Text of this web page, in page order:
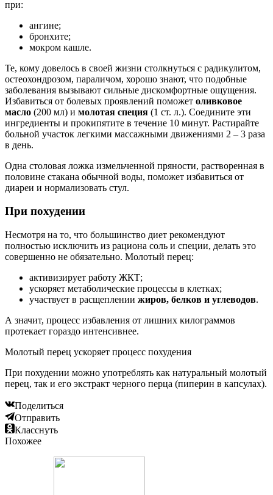
при:
ангине;
бронхите;
мокром кашле.
Те, кому довелось в своей жизни столкнуться с радикулитом,
остеохондрозом, параличом, хорошо знают, что подобные
заболевания вызывают сильные дискомфортные ощущения.
Избавиться от болевых проявлений поможет оливковое
масло (200 мл) и молотая специя (1 ст. л.). Соедините эти
ингредиенты и прокипятите в течение 10 минут. Растирайте
больной участок легкими массажными движениями 2 – 3 раза
в день.
Одна столовая ложка измельченной пряности, растворенная в
половине стакана обычной воды, поможет избавиться от
диареи и нормализовать стул.
При похудении
Несмотря на то, что большинство диет рекомендуют
полностью исключить из рациона соль и специи, делать это
совершенно не обязательно. Молотый перец:
активизирует работу ЖКТ;
ускоряет метаболические процессы в клетках;
участвует в расщеплении жиров, белков и углеводов.
А значит, процесс избавления от лишних килограммов
протекает гораздо интенсивнее.
Молотый перец ускоряет процесс похудения
При похудении можно употреблять как натуральный молотый
перец, так и его экстракт черного перца (пиперин в капсулах).
Поделиться
Отправить
Класснуть
Похожее